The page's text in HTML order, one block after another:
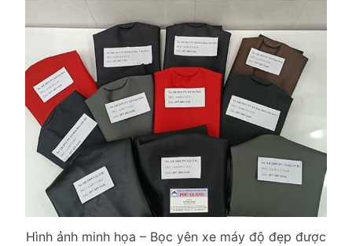
Hình ảnh minh họa – Bọc yên xe máy độ đẹp được